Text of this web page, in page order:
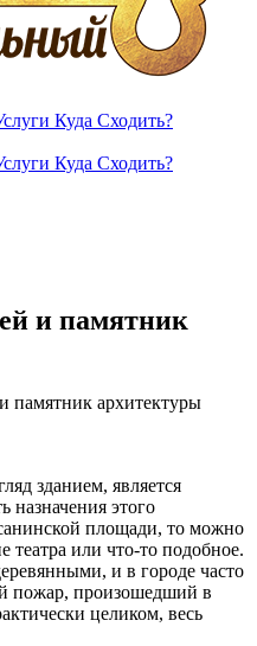
Куда Сходить?
Куда Сходить?
и памятник
памятник архитектуры
зданием, является
назначения этого
площади, то можно
театра или что-то подобное.
и в городе часто
пожар, произошедший в
целиком, весь